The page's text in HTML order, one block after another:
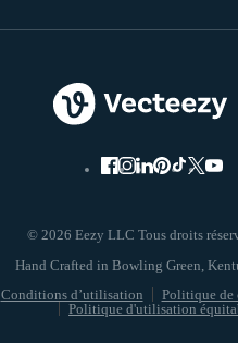
© 2026 Eezy LLC Tous droits
Conditions d’utilisation
Politique
Politique d'utilisation